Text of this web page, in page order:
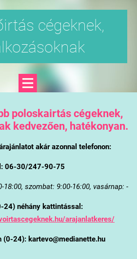
cégeknek,
poloskairtás cégeknek,
kedvezően, hatékonyan.
akár azonnal telefonon:
06-30/247-90-75
18:00, szombat: 9:00-16:00, vasárnap: -
24) néhány kattintással:
arajanlatkeres/
(0-24): kartevo@medianette.hu